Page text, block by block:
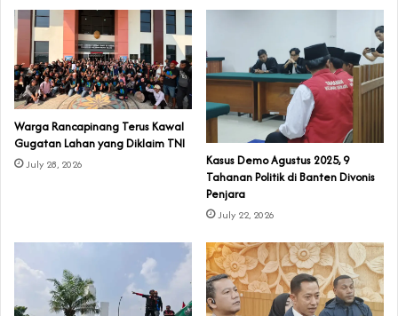
‎Warga Rancapinang Terus Kawal
Gugatan Lahan yang Diklaim TNI‎‎
July 28, 2026
‎Kasus Demo Agustus 2025, 9
Tahanan Politik di Banten Divonis
Penjara
July 22, 2026